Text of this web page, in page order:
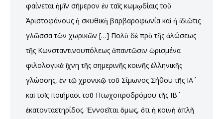
φαίνεται ἡμῖν σήμερον ἐν ταῖς κωμῳδίαις τοῦ
Ἀριστοφάνους ἡ σκυθικὴ βαρβαροφωνία καὶ ἡ ἰδιῶτις
γλῶσσα τῶν χωρικῶν […] Πολὺ δὲ πρὸ τῆς ἁλώσεως
τῆς Κωνσταντινουπόλεως ἀπαντῶσιν ὡρισμένα
φιλολογικὰ ἴχνη τῆς σημερινῆς κοινῆς ἑλληνικῆς
γλώσσης, ἐν τῷ χρονικῷ τοῦ Σίμωνος Σήθου τῆς ΙΑ΄
καὶ τοῖς ποιήμασι τοῦ Πτωχοπροδρόμου τῆς ΙΒ΄
ἑκατονταετηρίδος. Ἐννοεῖται ὅμως, ὅτι ἡ κοινὴ ἁπλῆ